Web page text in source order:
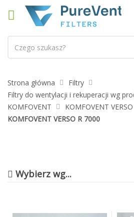
Strona główna
Filtry
Filtry do wentylacji i rekuperacji wg
KOMFOVENT
KOMFOVENT VERSO
KOMFOVENT VERSO R 7000
Wybierz wg...